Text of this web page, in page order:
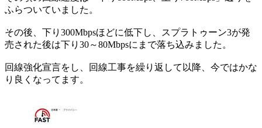
ふらついていました。
その後、下り300Mbpsほどに低下し、スプラトゥーン3が発
売された後は下り30～80Mbpsにまで落ち込みました。
回線強化宣言をし、回線工事を繰り返して以降、今ではかな
り良くなってます。